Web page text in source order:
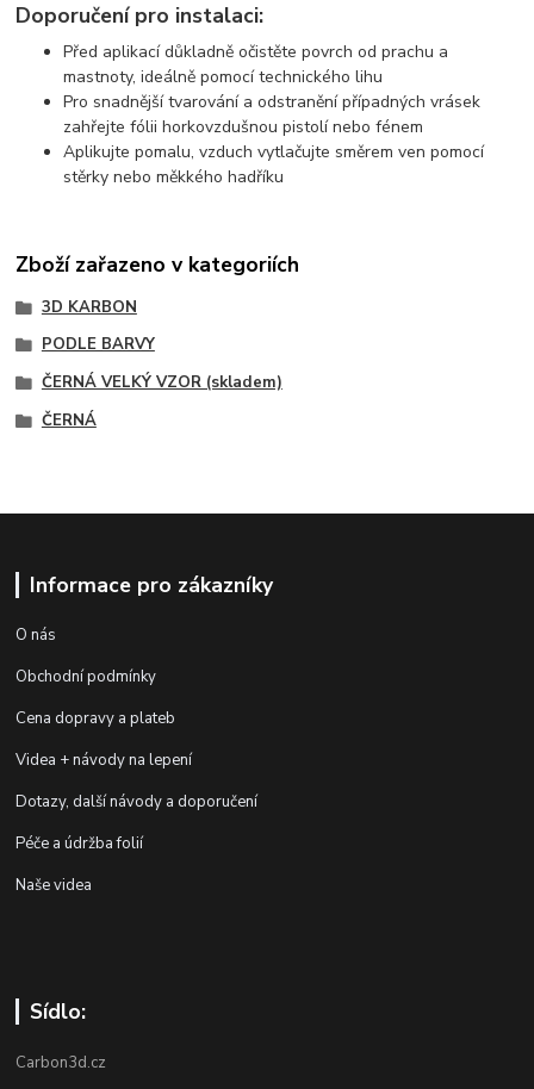
Doporučení pro instalaci:
Před aplikací důkladně očistěte povrch od prachu a
mastnoty, ideálně pomocí technického lihu
Pro snadnější tvarování a odstranění případných vrásek
zahřejte fólii horkovzdušnou pistolí nebo fénem
Aplikujte pomalu, vzduch vytlačujte směrem ven pomocí
stěrky nebo měkkého hadříku
Zboží zařazeno v kategoriích
3D KARBON
PODLE BARVY
ČERNÁ VELKÝ VZOR (skladem)
ČERNÁ
Informace pro zákazníky
O nás
Obchodní podmínky
Cena dopravy a plateb
Videa + návody na lepení
Dotazy, další návody a doporučení
Péče a údržba folií
Naše videa
Sídlo:
Carbon3d.cz